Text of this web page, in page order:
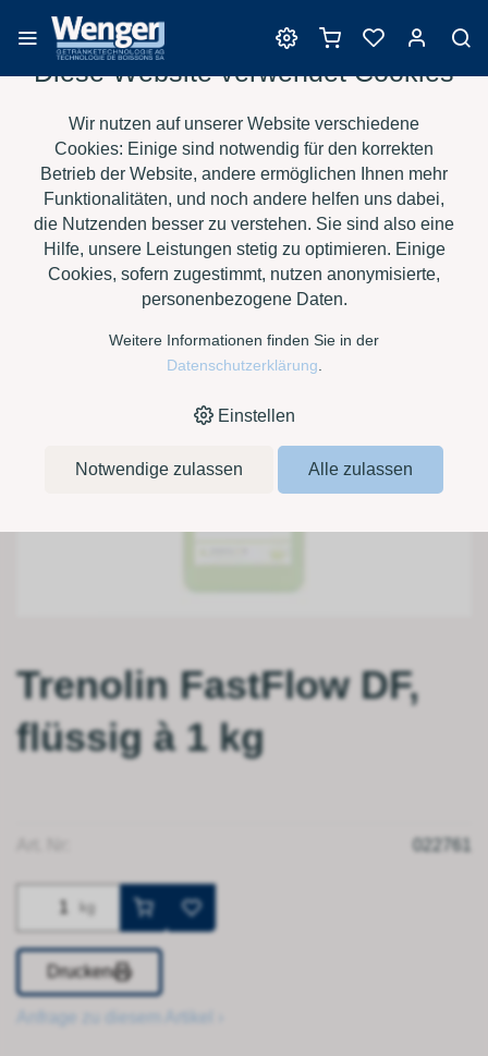
Enzyme
HOME › E-SHOP › WEIN › ENZYME › TRENOLIN FASTFLOW DF,
FLÜSSIG À 1 KG
Trenolin FastFlow DF,
flüssig à 1 kg
022761
kg
Drucken
Anfrage zu diesem Artikel ›
Diese Website verwendet Cookies
Wir nutzen auf unserer Website verschiedene
Cookies: Einige sind notwendig für den korrekten
Betrieb der Website, andere ermöglichen Ihnen mehr
Funktionalitäten, und noch andere helfen uns dabei,
die Nutzenden besser zu verstehen. Sie sind also eine
Hilfe, unsere Leistungen stetig zu optimieren. Einige
Cookies, sofern zugestimmt, nutzen anonymisierte,
personenbezogene Daten.
Weitere Informationen finden Sie in der
Datenschutzerklärung
Einstellen
Notwendige zulassen Alle zulassen